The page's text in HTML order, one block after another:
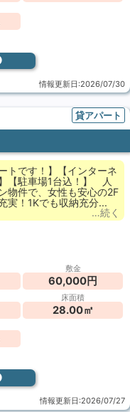
情報更新日:2026/07/30
貸アパート
トです！】【インターネ
【駐車場1台込！】 人
物件で、女性も安心の2F
実！1Kでも収納充分...
…続く
敷金
60,000円
床面積
28.00㎡
情報更新日:2026/07/27